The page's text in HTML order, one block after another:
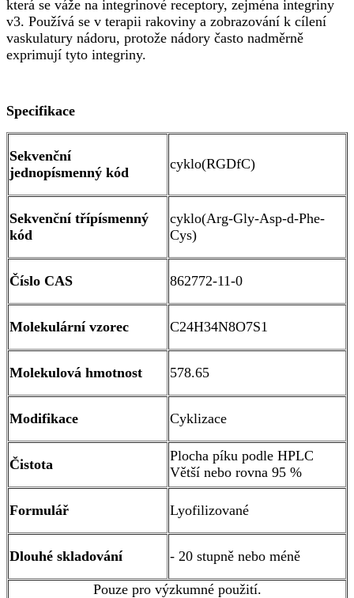
která se váže na integrinové receptory, zejména integriny
v3. Používá se v terapii rakoviny a zobrazování k cílení
vaskulatury nádoru, protože nádory často nadměrně
exprimují tyto integriny.
Specifikace
Sekvenční
jednopísmenný kód
cyklo(RGDfC)
Sekvenční třípísmenný
kód
cyklo(Arg-Gly-Asp-d-Phe-
Cys)
Číslo CAS 862772-11-0
Molekulární vzorec C24H34N8O7S1
Molekulová hmotnost 578.65
Modifikace Cyklizace
Čistota
Plocha píku podle HPLC
Větší nebo rovna 95 %
Formulář Lyofilizované
Dlouhé skladování - 20 stupně nebo méně
Pouze pro výzkumné použití.